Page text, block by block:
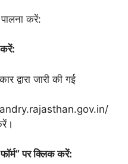
करें:
द्वारा जारी की गई
पर क्लिक करें: